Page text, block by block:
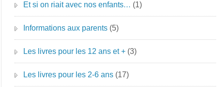
Et si on riait avec nos enfants… (1)
Informations aux parents (5)
Les livres pour les 12 ans et + (3)
Les livres pour les 2-6 ans (17)